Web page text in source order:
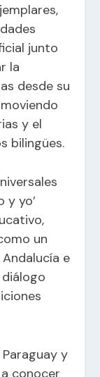
junto
la
desde su
y el
bilingües.
y yo’
un
e
y